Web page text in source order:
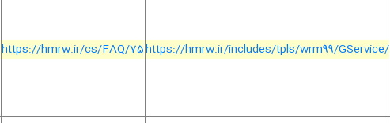
https://hmrw.ir/cs/FAQ/75https://hmrw.ir/includes/tpls/wrm99/GService/